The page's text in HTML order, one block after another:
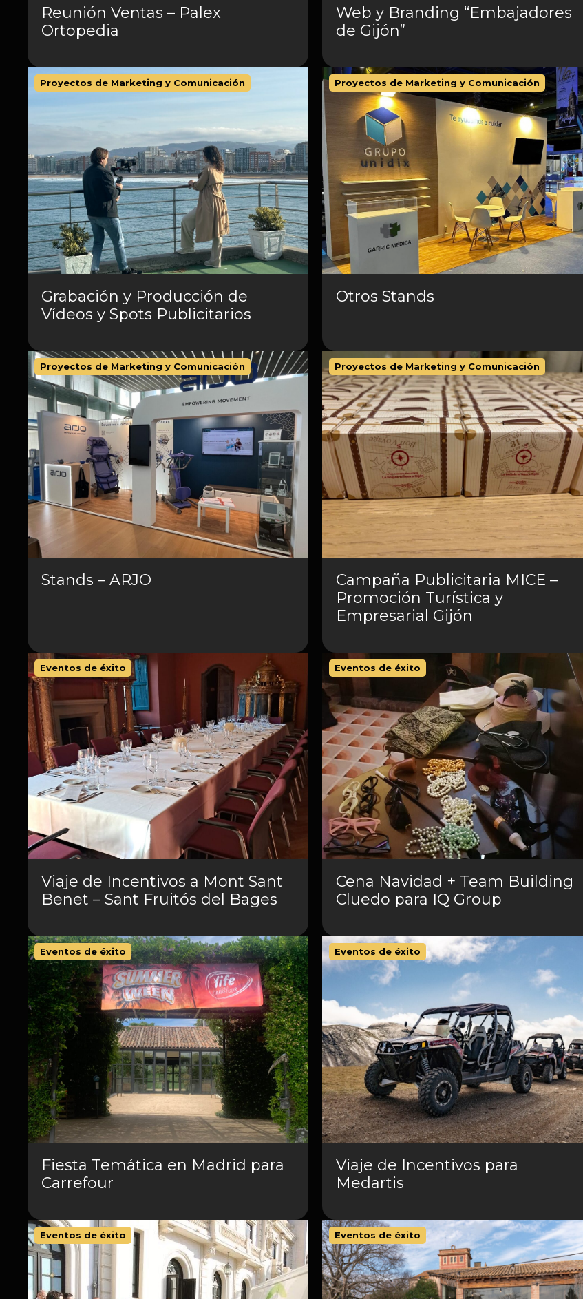
Reunión Ventas – Palex
Ortopedia
Web y Branding “Embajadores
de Gijón”
Proyectos de Marketing y Comunicación
Grabación y Producción de
Vídeos y Spots Publicitarios
Proyectos de Marketing y Comunicación
Otros Stands
Proyectos de Marketing y Comunicación
Stands – ARJO
Proyectos de Marketing y Comunicación
Campaña Publicitaria MICE –
Promoción Turística y
Empresarial Gijón
Eventos de éxito
Viaje de Incentivos a Mont Sant
Benet – Sant Fruitós del Bages
Eventos de éxito
Cena Navidad + Team Building
Cluedo para IQ Group
Eventos de éxito
Fiesta Temática en Madrid para
Carrefour
Eventos de éxito
Viaje de Incentivos para
Medartis
Eventos de éxito Eventos de éxito